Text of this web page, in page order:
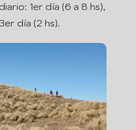
1er día (6 a 8 hs),
día (2 hs).